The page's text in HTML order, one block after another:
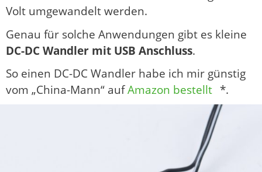
Volt umgewandelt werden.
Genau für solche Anwendungen gibt es kleine
DC-DC Wandler mit USB Anschluss.
So einen DC-DC Wandler habe ich mir günstig
vom „China-Mann“ aufAmazon bestellt *.